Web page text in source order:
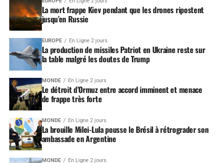
La mort frappe Kiev pendant que les drones ripostent
jusqu’en Russie
EUROPE En Ligne 2 jours
La production de missiles Patriot en Ukraine reste sur
la table malgré les doutes de Trump
MONDE En Ligne 2 jours
Le détroit d’Ormuz entre accord imminent et menace
de frappe très forte
MONDE En Ligne 2 jours
La brouille Milei-Lula pousse le Brésil à rétrograder son
ambassade en Argentine
MONDE En Ligne 2 jours